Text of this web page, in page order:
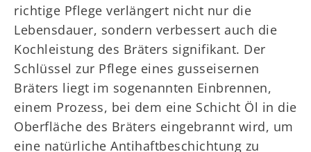
richtige Pflege verlängert nicht nur die
Lebensdauer, sondern verbessert auch die
Kochleistung des Bräters signifikant. Der
Schlüssel zur Pflege eines gusseisernen
Bräters liegt im sogenannten Einbrennen,
einem Prozess, bei dem eine Schicht Öl in die
Oberfläche des Bräters eingebrannt wird, um
eine natürliche Antihaftbeschichtung zu